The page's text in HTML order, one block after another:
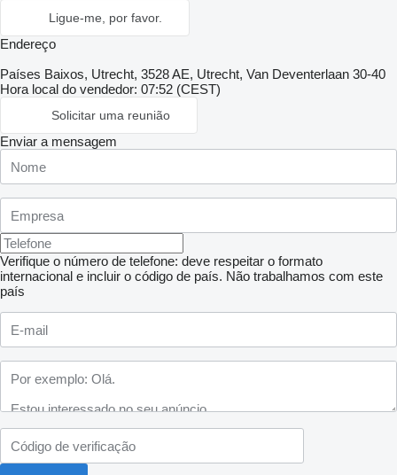
Ligue-me, por favor.
Endereço
Países Baixos, Utrecht, 3528 AE, Utrecht, Van Deventerlaan 30-40
Hora local do vendedor: 07:52 (CEST)
Solicitar uma reunião
Enviar a mensagem
Verifique o número de telefone: deve respeitar o formato
internacional e incluir o código de país. Não trabalhamos com este
país